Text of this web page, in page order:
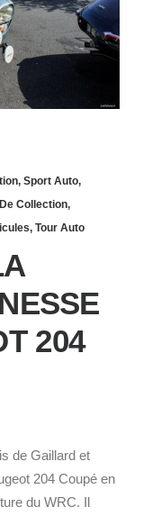
, Sport Auto,
Collection,
, Tour Auto
204
de Gaillard et
204 Coupé en
du WRC. Il